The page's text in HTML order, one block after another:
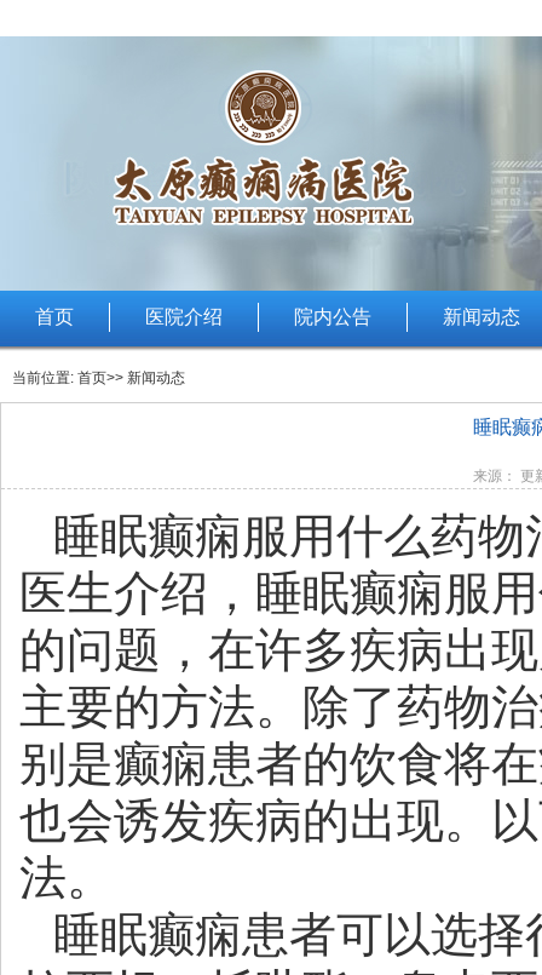
首页 医院介绍 院内公告 新闻动态
当前位置: 首页>> 新闻动态
睡眠癫
来源：
睡眠癫痫服用什么药物
医生介绍，睡眠癫痫服
的问题，在许多疾病出
主要的方法。除了药物
别是癫痫患者的饮食将
也会诱发疾病的出现。
法。
睡眠癫痫患者可以选